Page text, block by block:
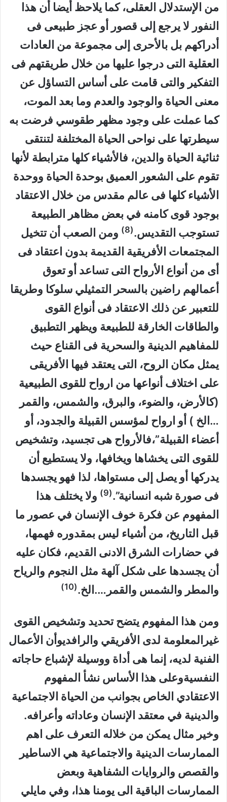
من الإستدلال العقلى، كما يلاحظ أيضا أن هذا
النفور لا يرجع إلى قصور أو عجز طبيعى فى
أدراكهم بل بالأحرى إلى مجموعة من العادات
العقلية التى درجوا عليها من خلال طريقتهم فى
التفكير والتى قامت على أساس التساؤل عن
معنى الحياة والوجود والعدم وما بعد الموت،
كما عملت على وجود مظهر طقوسي فرضت به
سيطرتها على نواحى الحياة المختلفة لتنتقى
ثنائية الحياة والدين، فالأشياء كلها مترابطة لأنها
تقوم على الشعور العميق بوحدة الحياة ووحدة
الأشياء كلها فى عالم مقدس من خلال الاعتقاد
بوجود قوى كامنه في بعض مظاهر الطبيعة
تستوجب التقديس.(8)
ومن الصعب أن تتخيل
المجتمعات الأفريقية القديمة بدون اعتقاد فى
أى من أنواع الأرواح التى تساعد أو تعوق
أعمالهم راضين بالسحر التمثيلي سلوكا وطريقا
للتعبير عن ذلك الاعتقاد فى أنواع القوى
والطاقات الخارقة للطبيعة ويظهر التطبيق
للمفاهيم الدينية والسحرية فى القناع حيث
يمثل مكان الروح، التى يعتقد فيها الأفريقى
على اختلاف أنواعها من ارواح للقوى الطبيعية
(كالأرض، والضوء، والبرق، والشمس، والقمر
…الخ ) أو ارواح لمؤسس القبيلة والجدود، أو
أعضاء القبيلة”،فالأرواح هى تجسيد، وتشخيص
للقوى التى يخشاها ويخافها، ولا يستطيع أن
يدركها أو يصل إلى مستواها، لذا فهو يجسدها
فى صورة شبه انسانية”.(9)
ولا يختلف هذا
المفهوم عن فكرة خوف الإنسان في عصور ما
قبل التاريخ، من أشياء ليس بمقدوره فهمها،
في حضارات الشرق الادنى القديم، فكان عليه
أن يجسدها على شكل آلهة مثل النجوم والرياح
والمطر والشمس والقمر….الخ.(10)
ومن هذا المفهوم يتضح تحديد وتشخيص القوى
غيرالمعلومة لدى الأفريقي والرافديوأن الأعمال
الفنية لديه، إنما هى أداة ووسيلة لإشباع حاجاته
النفسيةوعلى هذا الأساس نشأ المفهوم
الاعتقادي الخاص بجوانب من الحياة الاجتماعية
والدينية في معتقد الإنسان وعاداته وأعرافه.
وخير مثال يمكن من خلاله التعرف على اهم
الممارسات الدينية والاجتماعية هي الاساطير
والقصص والروايات الشفاهية وبعض
الممارسات الباقية الى يومنا هذا، وفي مايلي